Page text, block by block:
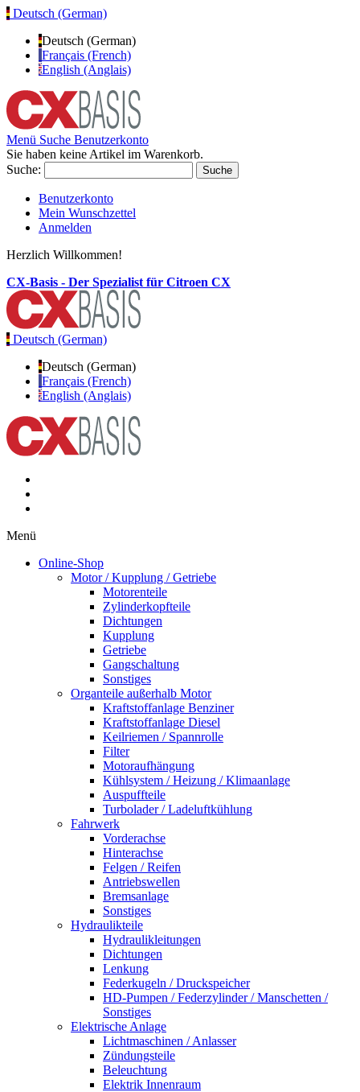
Deutsch (German)
Deutsch (German)
Français (French)
English (Anglais)
Menü Suche Benutzerkonto
Sie haben keine Artikel im Warenkorb.
Suche:
Suche
Benutzerkonto
Mein Wunschzettel
Anmelden
Herzlich Willkommen!
CX-Basis - Der Spezialist für Citroen CX
Deutsch (German)
Deutsch (German)
Français (French)
English (Anglais)
Menü
Online-Shop
Motor / Kupplung / Getriebe
Motorenteile
Zylinderkopfteile
Dichtungen
Kupplung
Getriebe
Gangschaltung
Sonstiges
Organteile außerhalb Motor
Kraftstoffanlage Benziner
Kraftstoffanlage Diesel
Keilriemen / Spannrolle
Filter
Motoraufhängung
Kühlsystem / Heizung / Klimaanlage
Auspuffteile
Turbolader / Ladeluftkühlung
Fahrwerk
Vorderachse
Hinterachse
Felgen / Reifen
Antriebswellen
Bremsanlage
Sonstiges
Hydraulikteile
Hydraulikleitungen
Dichtungen
Lenkung
Federkugeln / Druckspeicher
HD-Pumpen / Federzylinder / Manschetten /
Sonstiges
Elektrische Anlage
Lichtmaschinen / Anlasser
Zündungsteile
Beleuchtung
Elektrik Innenraum